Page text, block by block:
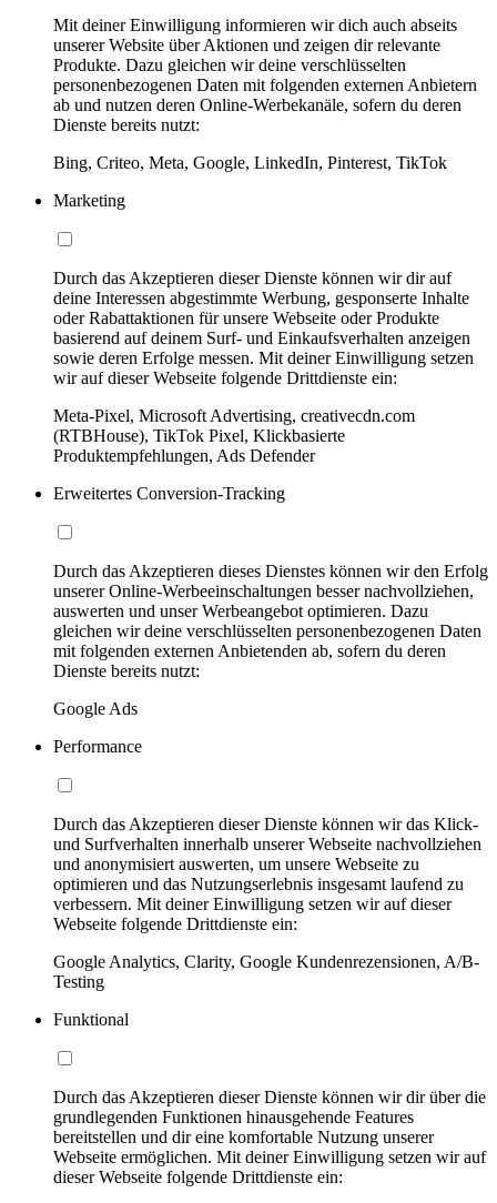
Mit deiner Einwilligung informieren wir dich auch abseits
unserer Website über Aktionen und zeigen dir relevante
Produkte. Dazu gleichen wir deine verschlüsselten
personenbezogenen Daten mit folgenden externen Anbietern
ab und nutzen deren Online-Werbekanäle, sofern du deren
Dienste bereits nutzt:
Bing, Criteo, Meta, Google, LinkedIn, Pinterest, TikTok
Marketing
Durch das Akzeptieren dieser Dienste können wir dir auf
deine Interessen abgestimmte Werbung, gesponserte Inhalte
oder Rabattaktionen für unsere Webseite oder Produkte
basierend auf deinem Surf- und Einkaufsverhalten anzeigen
sowie deren Erfolge messen. Mit deiner Einwilligung setzen
wir auf dieser Webseite folgende Drittdienste ein:
Meta-Pixel, Microsoft Advertising, creativecdn.com
(RTBHouse), TikTok Pixel, Klickbasierte
Produktempfehlungen, Ads Defender
Erweitertes Conversion-Tracking
Durch das Akzeptieren dieses Dienstes können wir den Erfolg
unserer Online-Werbeeinschaltungen besser nachvollziehen,
auswerten und unser Werbeangebot optimieren. Dazu
gleichen wir deine verschlüsselten personenbezogenen Daten
mit folgenden externen Anbietenden ab, sofern du deren
Dienste bereits nutzt:
Google Ads
Performance
Durch das Akzeptieren dieser Dienste können wir das Klick-
und Surfverhalten innerhalb unserer Webseite nachvollziehen
und anonymisiert auswerten, um unsere Webseite zu
optimieren und das Nutzungserlebnis insgesamt laufend zu
verbessern. Mit deiner Einwilligung setzen wir auf dieser
Webseite folgende Drittdienste ein:
Google Analytics, Clarity, Google Kundenrezensionen, A/B-
Testing
Funktional
Durch das Akzeptieren dieser Dienste können wir dir über die
grundlegenden Funktionen hinausgehende Features
bereitstellen und dir eine komfortable Nutzung unserer
Webseite ermöglichen. Mit deiner Einwilligung setzen wir auf
dieser Webseite folgende Drittdienste ein: